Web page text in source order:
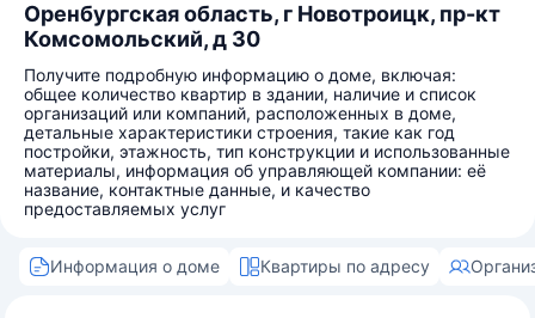
Оренбургская область, г Новотроицк, пр-кт
Комсомольский, д 30
Получите подробную информацию о доме, включая:
общее количество квартир в здании, наличие и список
организаций или компаний, расположенных в доме,
детальные характеристики строения, такие как год
постройки, этажность, тип конструкции и использованные
материалы, информация об управляющей компании: её
название, контактные данные, и качество
предоставляемых услуг
Информация о доме Квартиры по адресу